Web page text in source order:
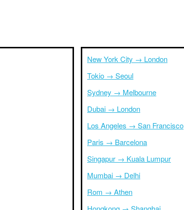
New York City → London
Tokio → Seoul
Sydney → Melbourne
Dubai → London
Los Angeles → San Francisco
Paris → Barcelona
Singapur → Kuala Lumpur
Mumbai → Delhi
Rom → Athen